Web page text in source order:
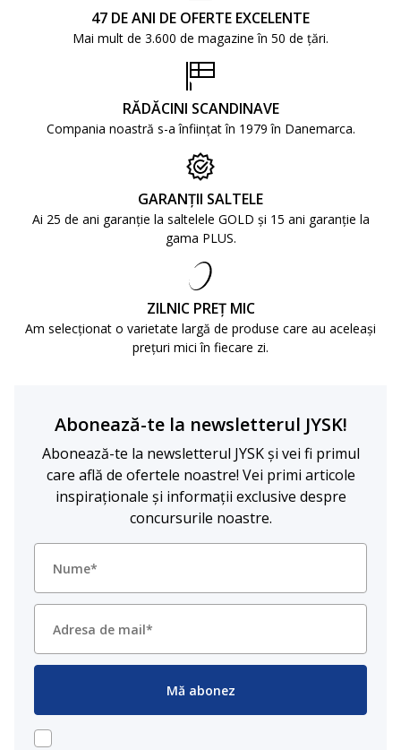
47 DE ANI DE OFERTE EXCELENTE
Mai mult de 3.600 de magazine în 50 de țări.
RĂDĂCINI SCANDINAVE
Compania noastră s-a înființat în 1979 în Danemarca.
GARANȚII SALTELE
Ai 25 de ani garanție la saltelele GOLD și 15 ani garanție la
gama PLUS.
ZILNIC PREȚ MIC
Am selecționat o varietate largă de produse care au aceleași
prețuri mici în fiecare zi.
Abonează-te la newsletterul JYSK!
Abonează-te la newsletterul JYSK și vei fi primul
care află de ofertele noastre! Vei primi articole
inspiraționale și informații exclusive despre
concursurile noastre.
Mă abonez